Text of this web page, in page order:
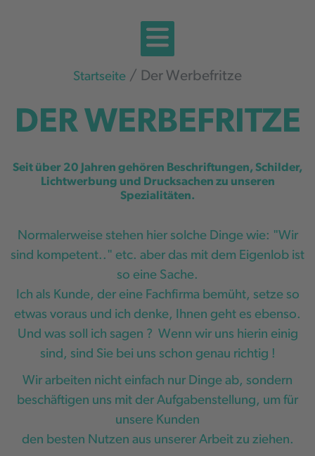
Startseite Der Werbefritze
DER WERBEFRITZE
Seit über 20 Jahren gehören Beschriftungen, Schilder,
Lichtwerbung und Drucksachen zu unseren
Spezialitäten.
Normalerweise stehen hier solche Dinge wie: "Wir
sind kompetent.." etc. aber das mit dem Eigenlob ist
so eine Sache.
Ich als Kunde, der eine Fachfirma bemüht, setze so
etwas voraus und ich denke, Ihnen geht es ebenso.
Und was soll ich sagen ? Wenn wir uns hierin einig
sind, sind Sie bei uns schon genau richtig !
Wir arbeiten nicht einfach nur Dinge ab, sondern
beschäftigen uns mit der Aufgabenstellung, um für
unsere Kunden
den besten Nutzen aus unserer Arbeit zu ziehen.